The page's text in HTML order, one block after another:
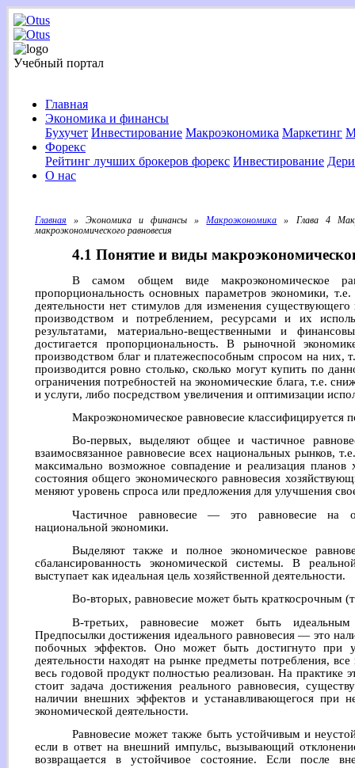
Учебный портал
Главная
Экономика и финансы
Бухучет Инвестирование Макроэкономика Маркетинг
Форекс
Рейтинг лучших брокеров форекс Инвестирование
О нас
Главная » Экономика и финансы »Макроэкономика » Глава 4
макроэкономического равновесия
4.1 Понятие и виды
В самом общем виде макроэкономическое
пропорциональность основных параметров экономики,
деятельности нет стимулов для изменения
производством и потреблением, ресурсами и их
результатами, материально-вещественными и
достигается пропорциональность. В рыночной
производством благ и платежеспособным спросом на них,
производится ровно столько, сколько могут купить по
ограничения потребностей на экономические блага, т.е.
и услуги, либо посредством увеличения и оптимизации
Макроэкономическое равновесие классифицируется
Во-первых, выделяют общее и частичное
взаимосвязанное равновесие всех национальных рынков,
максимально возможное совпадение и реализация
состояния общего экономического равновесия
меняют уровень спроса или предложения для улучшения
Частичное равновесие — это равновесие на
национальной экономики.
Выделяют также и полное экономическое
сбалансированность экономической системы. В
выступает как идеальная цель хозяйственной деятельности.
Во-вторых, равновесие может быть краткосрочным
В-третьих, равновесие может быть
Предпосылки достижения идеального равновесия — это
побочных эффектов. Оно может быть достигнуто при
деятельности находят на рынке предметы потребления,
весь годовой продукт полностью реализован. На практике
стоит задача достижения реального равновесия,
наличии внешних эффектов и устанавливающегося при
экономической деятельности.
Равновесие может также быть устойчивым и
если в ответ на внешний импульс, вызывающий
возвращается в устойчивое состояние. Если после